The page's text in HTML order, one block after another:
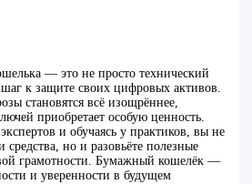
— это не просто технический
к защите своих цифровых активов.
становятся всё изощрённее,
приобретает особую ценность.
и обучаясь у практиков, вы не
средства, но и разовьёте полезные
грамотности. Бумажный кошелёк —
и уверенности в будущем